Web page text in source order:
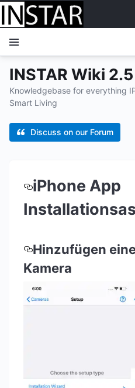
INSTAR Wiki 2.5
Knowledgebase for everything
Smart Living
Discuss on our Forum
iPhone App
Hinzufügen
Kamera